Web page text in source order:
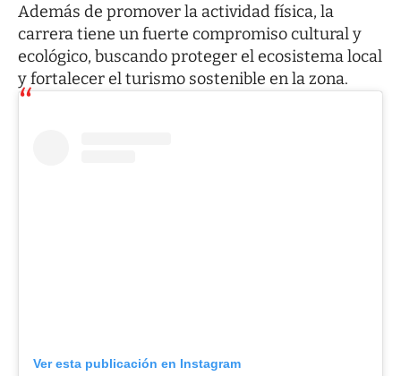
Además de promover la actividad física, la
carrera tiene un fuerte compromiso cultural y
ecológico, buscando proteger el ecosistema local
y fortalecer el turismo sostenible en la zona.
Ver esta publicación en Instagram